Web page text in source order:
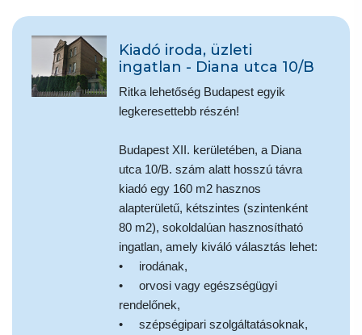
Kiadó iroda, üzleti
ingatlan - Diana utca 10/B
Ritka lehetőség Budapest egyik
legkeresettebb részén!
Budapest XII. kerületében, a Diana
utca 10/B. szám alatt hosszú távra
kiadó egy 160 m2 hasznos
alapterületű, kétszintes (szintenként
80 m2), sokoldalúan hasznosítható
ingatlan, amely kiváló választás lehet:
• irodának,
• orvosi vagy egészségügyi
rendelőnek,
• szépségipari szolgáltatásoknak,